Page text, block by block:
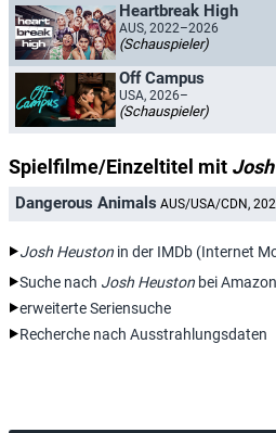
Heartbreak High
AUS, 2022–2026
(Schauspieler)
Off Campus
USA, 2026–
(Schauspieler)
Spielfilme/Einzeltitel mit
Dangerous Animals AUS/USA/CDN,
Josh Heuston in der IMDb (Internet
Suche nach Josh Heuston bei
erweiterte Seriensuche
Recherche nach Ausstrahlungsdaten